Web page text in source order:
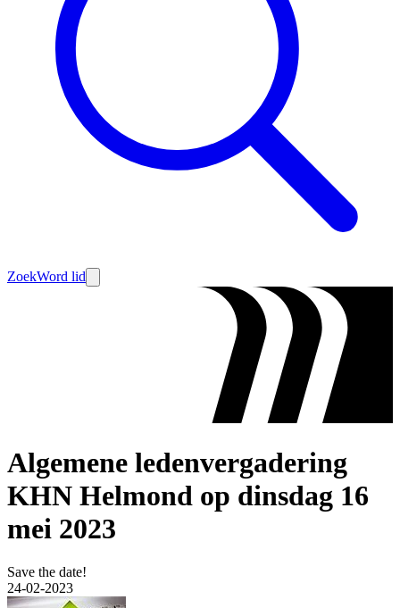
ZoekWord lid
Algemene ledenvergadering
KHN Helmond op dinsdag 16
mei 2023
Save the date!
24-02-2023